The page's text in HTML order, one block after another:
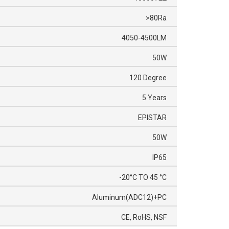
>80Ra
4050-4500LM
50W
120 Degree
5 Years
EPISTAR
50W
IP65
-20°C TO 45 °C
Aluminum(ADC12)+PC
CE, RoHS, NSF